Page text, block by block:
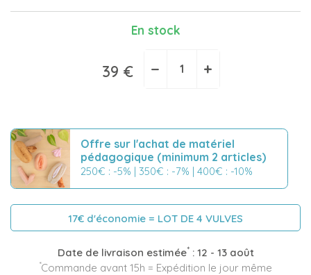
En stock
39 € − +
Offre sur l'achat de matériel
pédagogique (minimum 2 articles)
250€ : -5% | 350€ : -7% | 400€ : -10%
17€ d'économie = LOT DE 4 VULVES
Date de livraison estimée*: 12 - 13 août
*Commande avant 15h = Expédition le jour même